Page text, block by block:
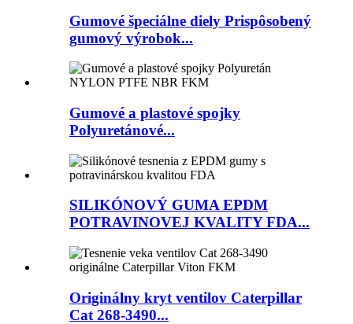
Gumové špeciálne diely Prispôsobený
gumový výrobok...
Gumové a plastové spojky
Polyuretánové...
SILIKÓNOVÝ GUMA EPDM
POTRAVINOVEJ KVALITY FDA...
Originálny kryt ventilov Caterpillar
Cat 268-3490...